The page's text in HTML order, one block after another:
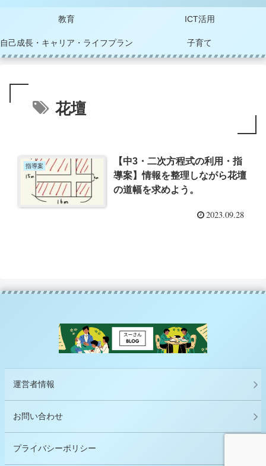
教育 ICT活用
自己成長・キャリア・ライフプラン 子育て
花壇
指導案
【中3・二次方程式の利用・指
導案】情報を整理しながら花壇
の道幅を求めよう。
2023.09.28
運営者情報
お問い合わせ
プライバシーポリシー